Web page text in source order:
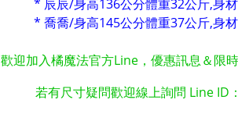
* 辰辰/身高136公分體重32公斤,身
* 喬喬/身高145公分體重37公斤,身
歡迎加入橘魔法官方Line，優惠訊息＆限
若有尺寸疑問歡迎線上詢問 Line ID